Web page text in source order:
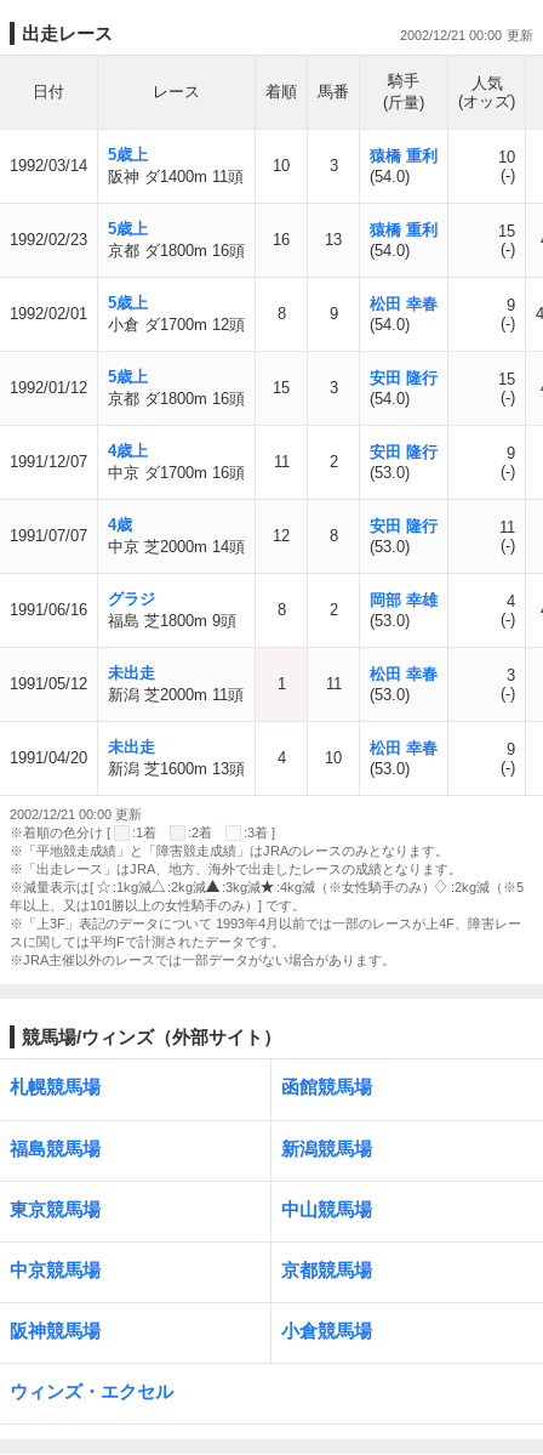
出走レース 2002/12/21 00:00
日付 レース 着順 馬番
騎手
(斤量)
人気
(オッズ)
1992/03/14
5歳上
阪神 ダ1400m 11頭
10 3
猿橋 重利
(54.0)
10
(-)
1992/02/23
5歳上
京都 ダ1800m 16頭
16 13
猿橋 重利
(54.0)
15
(-)
1992/02/01
5歳上
小倉 ダ1700m 12頭
8 9
松田 幸春
(54.0)
9
(-)
1992/01/12
5歳上
京都 ダ1800m 16頭
15 3
安田 隆行
(54.0)
15
(-)
1991/12/07
4歳上
中京 ダ1700m 16頭
11 2
安田 隆行
(53.0)
9
(-)
1991/07/07
4歳
中京 芝2000m 14頭
12 8
安田 隆行
(53.0)
11
(-)
1991/06/16
グラジ
福島 芝1800m 9頭
8 2
岡部 幸雄
(53.0)
4
(-)
1991/05/12
未出走
新潟 芝2000m 11頭
1 11
松田 幸春
(53.0)
3
(-)
1991/04/20
未出走
新潟 芝1600m 13頭
4 10
松田 幸春
(53.0)
9
(-)
2002/12/21 00:00 更新
※着順の色分け [
:1着 :2着
:3着 ]
※「平地競走成績」と「障害競走成績」はJRAのレースのみとなります。
※「出走レース」はJRA、地方、海外で出走したレースの成績となります。
※減量表示は[
:1kg減 :2kg減 :3kg減 :4kg減（※女性騎手のみ）
:2kg減（※5
年以上、又は101勝以上の女性騎手のみ）] です。
※「上3F」表記のデータについて 1993年4月以前では一部のレースが上4F、障害レー
スに関しては平均Fで計測されたデータです。
※JRA主催以外のレースでは一部データがない場合があります。
競馬場/ウィンズ（外部サイト）
札幌競馬場 函館競馬場
福島競馬場 新潟競馬場
東京競馬場 中山競馬場
中京競馬場 京都競馬場
阪神競馬場 小倉競馬場
ウィンズ・エクセル